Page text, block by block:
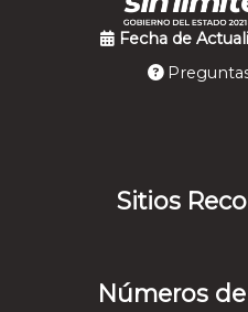
Fecha de
Sitios
Números